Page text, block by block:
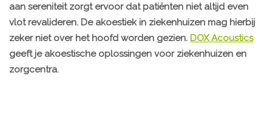
aan sereniteit zorgt ervoor dat patiënten niet altijd even
vlot revalideren. De akoestiek in ziekenhuizen mag hierbij
zeker niet over het hoofd worden gezien. DOX Acoustics
geeft je akoestische oplossingen voor ziekenhuizen en
zorgcentra.